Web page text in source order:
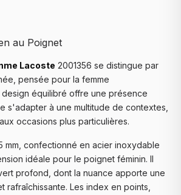
au Poignet
Lacoste 2001356 se distingue par
pensée pour la femme
équilibré offre une présence
s'adapter à une multitude de contextes,
occasions plus particulières.
mm, confectionné en acier inoxydable
idéale pour le poignet féminin. Il
profond, dont la nuance apporte une
rafraîchissante. Les index en points,